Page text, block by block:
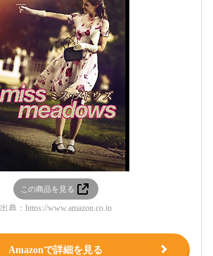
この商品を見る
出典： https://www.amazon.co.jp
Amazonで詳細を見る